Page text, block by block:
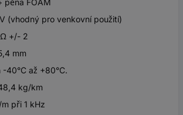
(vhodný pro venkovní použití)
+/- 2
mm
40°C až +80°C.
kg/km
při 1 kHz